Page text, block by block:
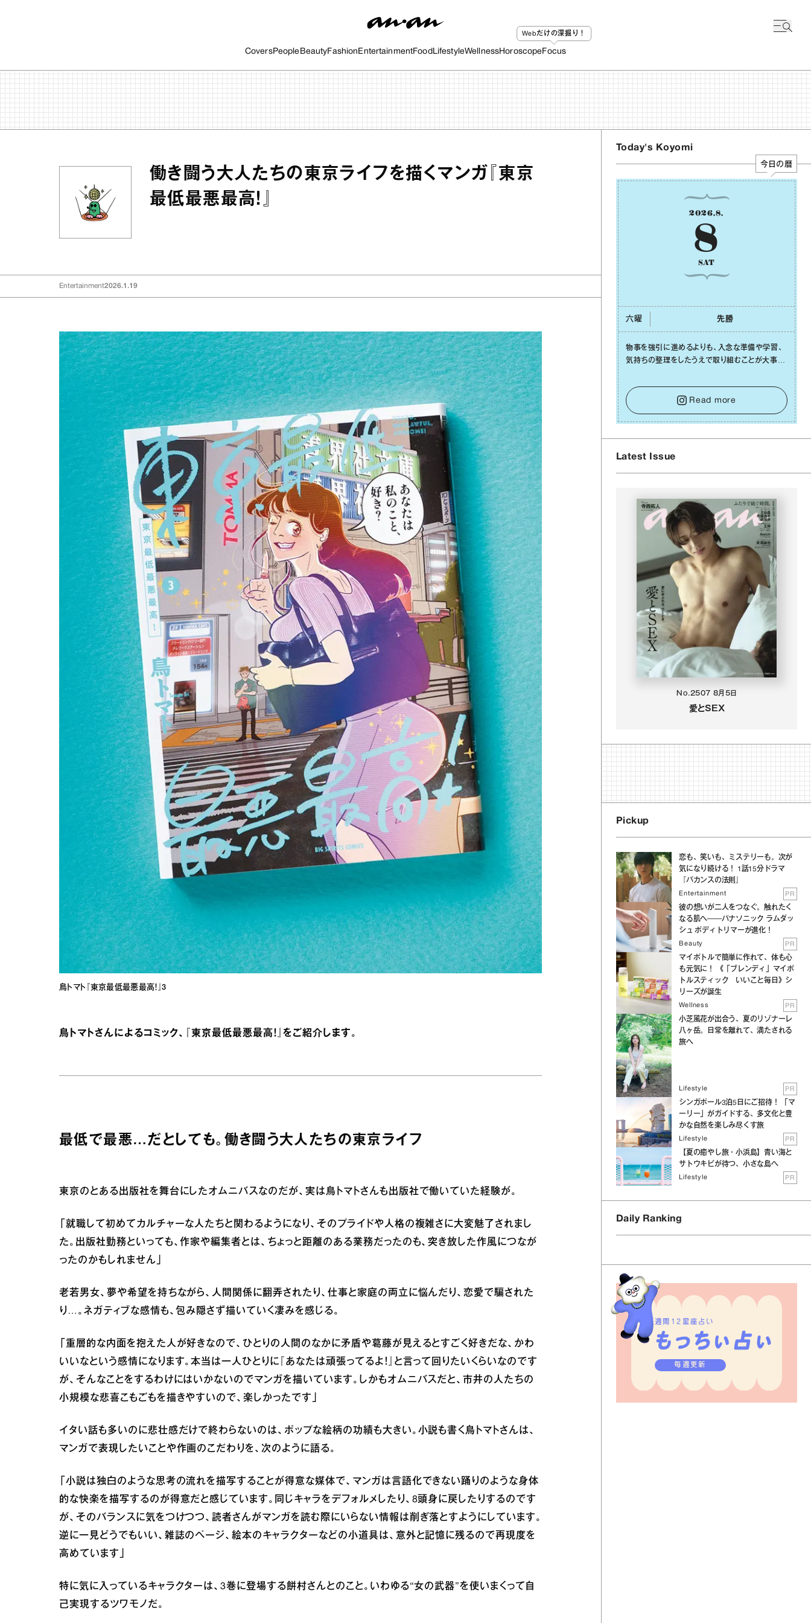
CoversPeople BeautyFashion EntertainmentFood LifestyleWellnessHoroscope
Webだけの深掘り！
Focus
働き闘う大人たちの東京ライフを描くマンガ『東京
最低最悪最高！』
Entertainment2026.1.19
鳥トマト『東京最低最悪最高！』3
鳥トマトさんによるコミック、『東京最低最悪最高！』をご紹介します。
最低で最悪…だとしても。働き闘う大人たちの東京ライフ
東京のとある出版社を舞台にしたオムニバスなのだが、実は鳥トマトさんも出版社で働いていた経験が。
「就職して初めてカルチャーな人たちと関わるようになり、そのプライドや人格の複雑さに大変魅了されまし
た。出版社勤務といっても、作家や編集者とは、ちょっと距離のある業務だったのも、突き放した作風につなが
ったのかもしれません」
老若男女、夢や希望を持ちながら、人間関係に翻弄されたり、仕事と家庭の両立に悩んだり、恋愛で騙された
り…。ネガティブな感情も、包み隠さず描いていく凄みを感じる。
「重層的な内面を抱えた人が好きなので、ひとりの人間のなかに矛盾や葛藤が見えるとすごく好きだな、かわ
いいなという感情になります。本当は一人ひとりに『あなたは頑張ってるよ！』と言って回りたいくらいなのです
が、そんなことをするわけにはいかないのでマンガを描いています。しかもオムニバスだと、市井の人たちの
小規模な悲喜こもごもを描きやすいので、楽しかったです」
イタい話も多いのに悲壮感だけで終わらないのは、ポップな絵柄の功績も大きい。小説も書く鳥トマトさんは、
マンガで表現したいことや作画のこだわりを、次のように語る。
「小説は独白のような思考の流れを描写することが得意な媒体で、マンガは言語化できない踊りのような身体
的な快楽を描写するのが得意だと感じています。同じキャラをデフォルメしたり、8頭身に戻したりするのです
が、そのバランスに気をつけつつ、読者さんがマンガを読む際にいらない情報は削ぎ落とすようにしています。
逆に一見どうでもいい、雑誌のページ、絵本のキャラクターなどの小道具は、意外と記憶に残るので再現度を
高めています」
特に気に入っているキャラクターは、3巻に登場する餅村さんとのこと。いわゆる“女の武器”を使いまくって自
己実現するツワモノだ。
Today's Koyomi
今日の暦
2026.8.
8
SAT
六曜 先勝
物事を強引に進めるよりも、⼊念な準備や学習、
気持ちの整理をしたうえで取り組むことが⼤事な
も焦らないで。意思を伝える⼯夫をしたり、あなた
⾃⾝や疲れていそうな⼈をいたわることに時間を
使いましょう。ここでしっかりとエネルギーを蓄
え、困難を乗り越える⼒に変えましょう。
Read more
Latest Issue
No.2507 8月5日
愛とSEX
Pickup
恋も、笑いも、ミステリーも。次が
気になり続ける！ 1話15分ドラマ
『バカンスの法則』
Entertainment PR
彼の想いが二人をつなぐ。触れたく
なる肌へ──パナソニック ラムダッ
シュ ボディトリマーが進化！
Beauty PR
マイボトルで簡単に作れて、体も心
も元気に！ 《「ブレンディ」マイボ
トルスティック いいこと毎日》シ
リーズが誕生
Wellness PR
小芝風花が出合う、夏のリゾナーレ
八ヶ岳。日常を離れて、満たされる
旅へ
Lifestyle PR
シンガポール3泊5日にご招待！ 「マ
ーリー」がガイドする、多文化と豊
かな自然を楽しみ尽くす旅
Lifestyle PR
【夏の癒やし旅・小浜島】青い海と
サトウキビが待つ、小さな島へ
Lifestyle PR
Daily Ranking
週間12星座占い
毎週更新